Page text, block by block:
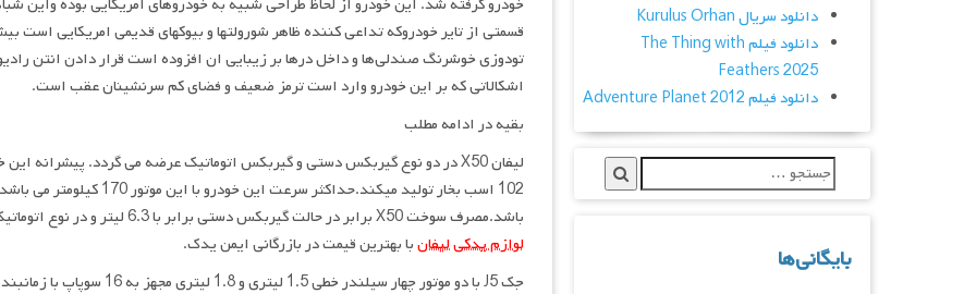
قسمتی از تایر خودروکه تداعی کننده ظاهر شورولتها و بیوکهای قدیمی امریکایی است
تودوزی خوشرنگ صندلی‌ها و داخل درها بر زیبایی ان افزوده است قرار دادن انتن
اشکالاتی که بر این خودرو وارد است ترمز ضعیف و فضای کم سرنشینان عقب است.
بقیه در ادامه مطلب
باشد.مصرف سوخت X50 برابر در حالت گیربکس دستی برابر با 6.3 لیتر و در نوع اتوماتیک برابر با 6.5 لیتر در 100 کیلومتر می باشد. تامین انواع
لوازم یدکی لیفانبا بهترین قیمت در بازرگانی ایمن یدک.
دانلود سریال Kurulus Orhan
دانلود فیلم The Thing with
Feathers 2025
دانلود فیلم Adventure Planet 2012
بایگانی‌ها